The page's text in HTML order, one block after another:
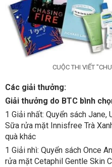
CUỘC THI VIẾT
Các giải thưởng:
Giải thưởng do BTC bình
1 Giải nhất: Quyển sách
Sữa rửa mặt Innisfree Trà
quà khác
1 Giải nhì: Quyển sách Once
rửa mặt Cetaphil Gentle Skin